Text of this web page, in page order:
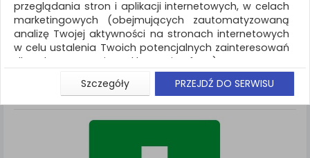
ZNALEZIONYCH PRODUKTÓW: 1 Porównaj (0 )
Sortuj po Standardowe
Siatka Lista
przeglądania stron i aplikacji internetowych, w celach
marketingowych (obejmujących zautomatyzowaną
analizę Twojej aktywności na stronach internetowych
w celu ustalenia Twoich potencjalnych zainteresowań
dla dostosowania reklamy i oferty), w tym na
umieszczanie tzw. cookies na Twoich urządzeniach i
ich odczytywanie, kliknij przycisk „Przejdź do serwisu”.
Jeśli nie chcesz wyrazić zgody lub ograniczyć jej
zakres, kliknij „Szczegóły”, gdzie znajdziesz wszelkie
znajdziesz także na podstronie z naszą polityką
Szczegóły PRZEJDŹ DO SERWISU